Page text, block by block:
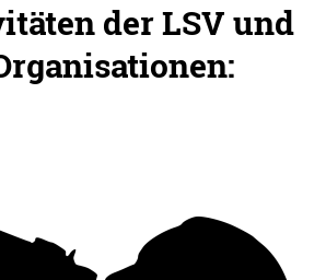
der LSV und